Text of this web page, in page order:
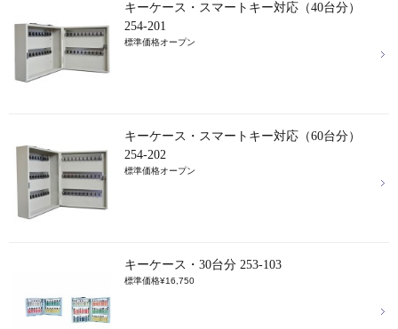
キーケース・スマートキー対応（40台分）
254-201
標準価格オープン
キーケース・スマートキー対応（60台分）
254-202
標準価格オープン
キーケース・30台分 253-103
標準価格¥16,750